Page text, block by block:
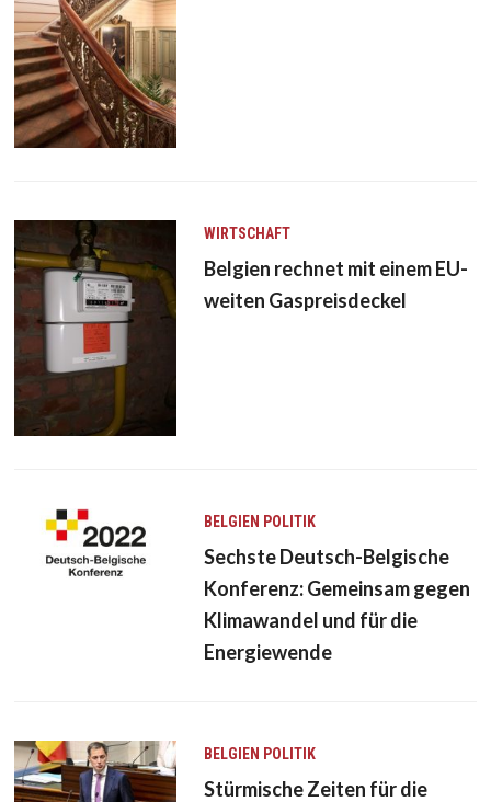
WIRTSCHAFT
Belgien rechnet mit einem EU-
weiten Gaspreisdeckel
BELGIEN POLITIK
Sechste Deutsch-Belgische
Konferenz: Gemeinsam gegen
Klimawandel und für die
Energiewende
BELGIEN POLITIK
Stürmische Zeiten für die